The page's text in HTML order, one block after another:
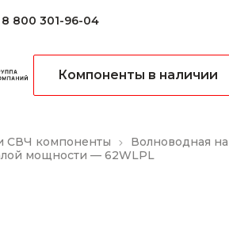
8 800 301-96-04
Компоненты в наличии
СВЧ компоненты Волноводная
мощности — 62WLPL